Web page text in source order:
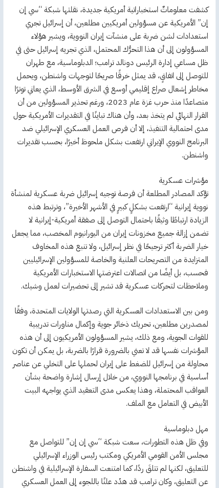
كشفت معلوماتٌ استخباراتية أمريكية جديدة، نقلتها شبكة “سي إن
إن” الأمريكية عن مسؤولين أمريكيين مطلعين، أن إسرائيل تجري
استعدادات لشن ضربة على منشآت إيران النووية، ويشير هؤلاء
المسؤولون إلى أن هذا التحرُّك المحتمل، الذي تجريه إسرائيل حتى في
ظل مساعي إدارة الرئيس دونالد ترامب؛ الدبلوماسية، مع طهران
للتوصل إلى اتفاقٍ، قد يمثل خرقًا صريحًا لتوجهات واشنطن، ويحمل
مخاطر إشعال صراع إقليمي أوسع في الشرق الأوسط، الذي يعاني توترًا
متصاعدًا منذ حرب غزة عام 2023، ورغم تحذير المسؤولين من أن
القرار النهائي لم يتخذ بعد، وأن هناك تباينًا في التقديرات الأمريكية حول
مدى احتمالية التنفيذ، إلا أن فرص العمل العسكري الإسرائيلي ضد
البرنامج النووي الإيراني ارتفعت بشكل ملحوظ أخيرًا، بحسب تقديرات
واشنطن.
مؤشرات عسكرية
تؤكد المصادر المطلعة أن فرصة توجيه إسرائيل ضربة عسكرية لمنشأة
نووية إيرانية “ارتفعت بشكلٍ كبيرٍ في الأشهر الأخيرة”، وترتبط هذه
الزيادة ارتباطًا وثيقًا باحتمال التوصل إلى صفقة أمريكية-إيرانية لا
تضمن إزالة جميع مخزونات إيران من اليورانيوم المخصب، مما يجعل
خيار الضربة أكثر ترجيحًا في نظر إسرائيل، ولا تنبع هذه المخاوف
المتزايدة من التصريحات العلنية والخاصة للمسؤولين الإسرائيليين
فحسب، بل أيضًا من اتصالات اعترضتها الاستخبارات الأمريكية
وملاحظات لتحركات عسكرية قد تشير إلى تحضيرات لعمل وشيك.
ومن بين الاستعدادات العسكرية التي رصدتها الولايات المتحدة، وفقًا
لمصدرين مطلعين، تحريك ذخائر جوية وإكمال مناورات تدريبية
للقوات الجوية، ومع ذلك، يشير المسؤولون الأمريكيون إلى أن هذه
المؤشرات نفسها قد لا تعني بالضرورة قرارًا بالضربة، بل يمكن أن تكون
محاولة من إسرائيل للضغط على إيران لحملها على التخلي عن عناصر
أساسية في برنامجها النووي، من خلال إرسال إشارة واضحة بشأن
العواقب المحتملة، وهذا يعكس مدى التعقيد الذي يواجهه البيت
الأبيض في التعامل مع الملف.
مهل دبلوماسية
وفي ظل هذه التطورات، سعت شبكة “سي إن إن” للتواصل مع
مجلس الأمن القومي الأمريكي ومكتب رئيس الوزراء الإسرائيلي
للتعليق، لكنها لم تتلقَ ردًا، كما امتنعت السفارة الإسرائيلية في واشنطن
عن التعليق، وكان ترامب قد هدّد علنًا باللجوء إلى العمل العسكري